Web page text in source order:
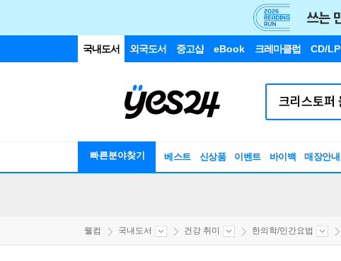
국내도서 외국도서 중고샵 eBook 크레마클럽 CD/LP
빠른분야찾기 베스트 신상품 이벤트 바이백 매장안내
웰컴 국내도서 건강 취미 한의학/민간요법